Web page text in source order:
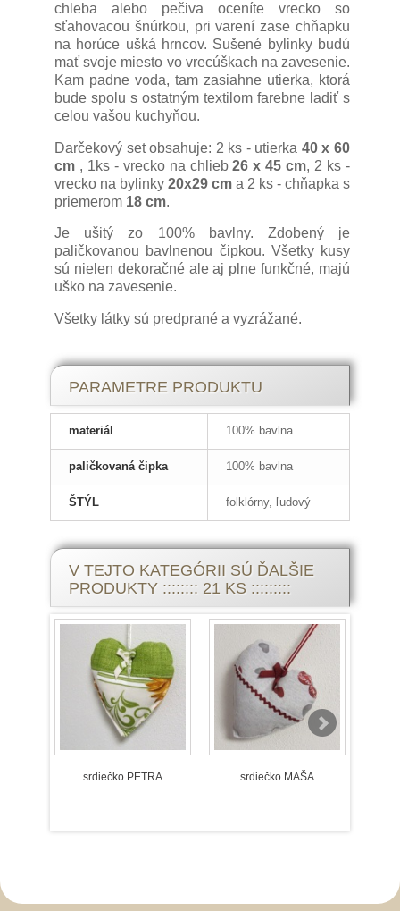
chleba alebo pečiva oceníte vrecko so
sťahovacou šnúrkou, pri varení zase chňapku
na horúce ušká hrncov. Sušené bylinky budú
mať svoje miesto vo vrecúškach na zavesenie.
Kam padne voda, tam zasiahne utierka, ktorá
bude spolu s ostatným textilom farebne ladiť s
celou vašou kuchyňou.
Darčekový set obsahuje: 2 ks - utierka 40 x 60
cm , 1ks - vrecko na chlieb26 x 45 cm, 2 ks -
vrecko na bylinky 20x29 cm a 2 ks - chňapka s
priemerom 18 cm.
Je ušitý zo 100% bavlny. Zdobený je
paličkovanou bavlnenou čipkou. Všetky kusy
sú nielen dekoračné ale aj plne funkčné, majú
uško na zavesenie.
Všetky látky sú predprané a vyzrážané.
PARAMETRE PRODUKTU
materiál 100% bavlna
paličkovaná čipka 100% bavlna
ŠTÝL folklórny, ľudový
V TEJTO KATEGÓRII SÚ ĎALŠIE
PRODUKTY :::::::: 21 KS :::::::::
srdiečko PETRA srdiečko MAŠA